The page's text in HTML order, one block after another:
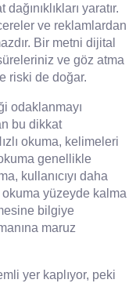
yaratır.
ve reklamlardan
Bir metni dijital
ve göz atma
riski de doğar.
odaklanmayı
bu dikkat
okuma, kelimeleri
genellikle
kullanıcıyı daha
yüzeyde kalma
bilgiye
maruz
yer kaplıyor, peki